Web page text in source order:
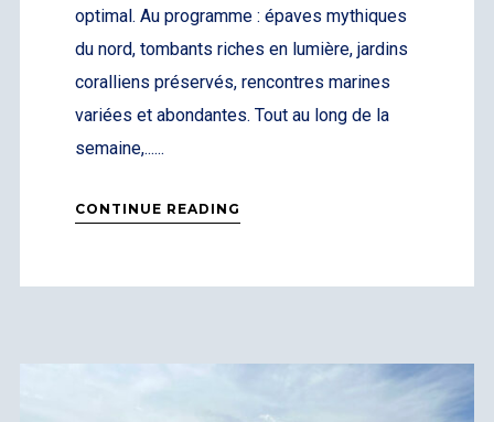
optimal. Au programme : épaves mythiques
du nord, tombants riches en lumière, jardins
coralliens préservés, rencontres marines
variées et abondantes. Tout au long de la
semaine,......
CONTINUE READING